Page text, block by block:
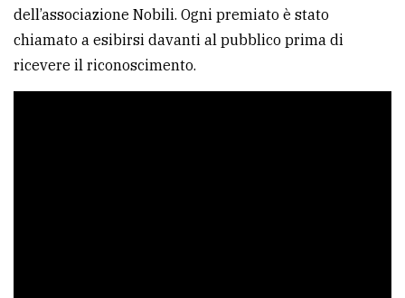
dell’associazione Nobili. Ogni premiato è stato
chiamato a esibirsi davanti al pubblico prima di
ricevere il riconoscimento.